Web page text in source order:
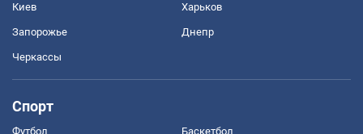
Киев Харьков
Запорожье Днепр
Черкассы
Спорт
Футбол Баскетбол